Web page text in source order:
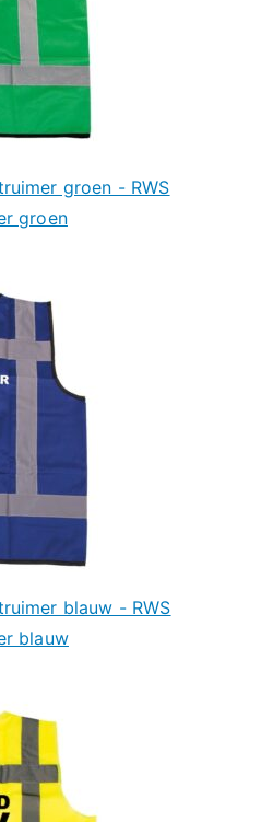
groen - RWS
groen
blauw - RWS
blauw